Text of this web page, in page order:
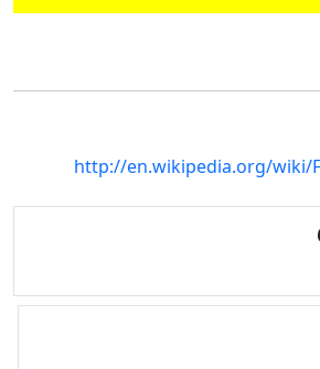
http://en.wikipedia.org/wiki/